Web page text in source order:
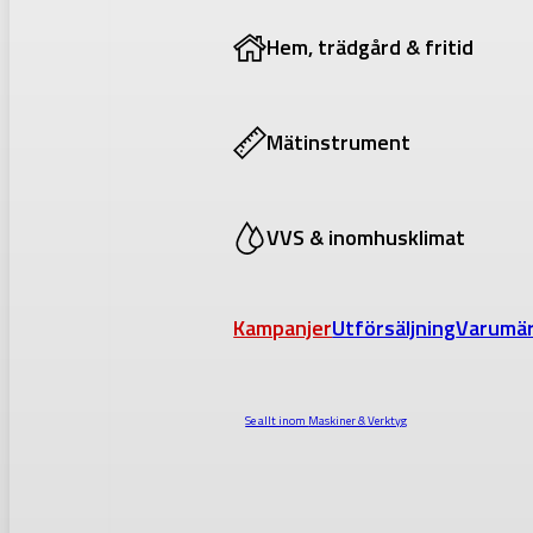
Hem, trädgård & fritid
Mätinstrument
VVS & inomhusklimat
KampanjerUtförsäljning
Se allt inom Maskiner & Verktyg